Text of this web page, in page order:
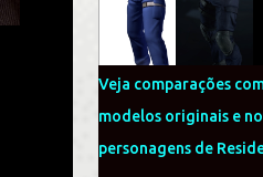
Veja comparações
modelos originais e
personagens de